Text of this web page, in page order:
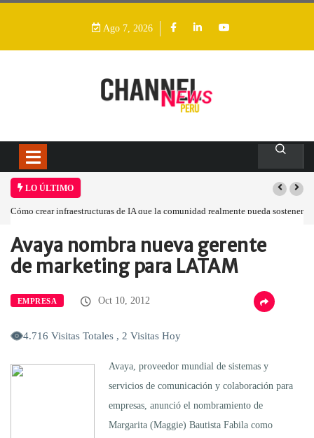
Ago 7, 2026
LO ÚLTIMO
Cómo crear infraestructuras de IA que la comunidad realmente pueda sostener
Home Empresa Avaya nombra nueva…
Avaya nombra nueva gerente
de marketing para LATAM
EMPRESA Oct 10, 2012
4.716 Visitas Totales , 2 Visitas Hoy
Avaya, proveedor mundial de sistemas y
servicios de comunicación y colaboración para
empresas, anunció el nombramiento de
Margarita (Maggie) Bautista Fabila como